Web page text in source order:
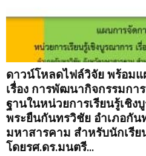
ดาวน์โหลดไฟล์วิจัย พร้อมแ
เรื่อง การพัฒนากิจกรรมกา
ฐานในหน่วยการเรียนรู้เชิง
พระยืนกันทรวิชัย อำเภอกัน
มหาสารคาม สำหรับนักเรี
โดยรศ.ดร.มนตรี...